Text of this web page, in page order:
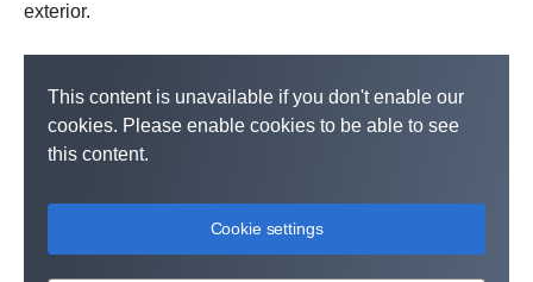
exterior.
This content is unavailable if you don't enable our
cookies. Please enable cookies to be able to see
this content.
Cookie settings